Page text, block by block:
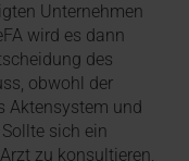
Unternehmen
wird es dann
des
obwohl der
Aktensystem und
sich ein
zu konsultieren,